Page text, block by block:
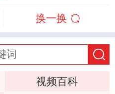
换一换
视频百科